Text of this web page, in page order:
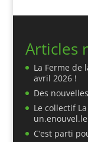
Articles
La Ferme de
avril 2026 !
Des
Le collectif
C’est parti